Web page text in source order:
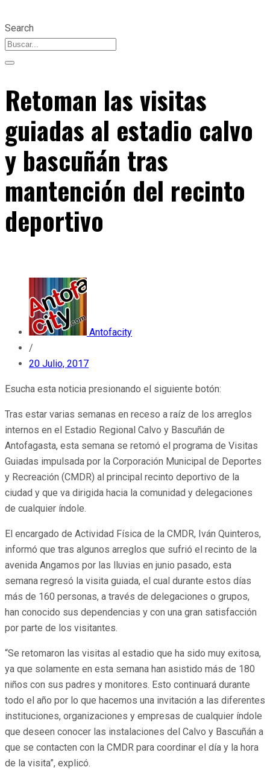
Search
Retoman las visitas
guiadas al estadio calvo
y bascuñán tras
mantención del recinto
deportivo
Antofacity
/
20 Julio, 2017
Esucha esta noticia presionando el siguiente botón:
Tras estar varias semanas en receso a raíz de los arreglos
internos en el Estadio Regional Calvo y Bascuñán de
Antofagasta, esta semana se retomó el programa de Visitas
Guiadas impulsada por la Corporación Municipal de Deportes
y Recreación (CMDR) al principal recinto deportivo de la
ciudad y que va dirigida hacia la comunidad y delegaciones
de cualquier índole.
El encargado de Actividad Física de la CMDR, Iván Quinteros,
informó que tras algunos arreglos que sufrió el recinto de la
avenida Angamos por las lluvias en junio pasado, esta
semana regresó la visita guiada, el cual durante estos días
más de 160 personas, a través de delegaciones o grupos,
han conocido sus dependencias y con una gran satisfacción
por parte de los visitantes.
“Se retomaron las visitas al estadio que ha sido muy exitosa,
ya que solamente en esta semana han asistido más de 180
niños con sus padres y monitores. Esto continuará durante
todo el año por lo que hacemos una invitación a las diferentes
instituciones, organizaciones y empresas de cualquier índole
que deseen conocer las instalaciones del Calvo y Bascuñán a
que se contacten con la CMDR para coordinar el día y la hora
de la visita”, explicó.